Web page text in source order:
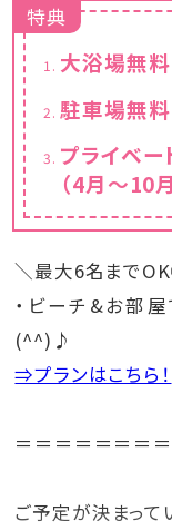
特典
大浴場無料
駐車場無料
プライベー
（4月～10月
＼最大6名まで
・ビーチ&お部
(^^)♪
⇒プランはこちら！
＝＝＝＝＝＝＝
ご予定が決まって